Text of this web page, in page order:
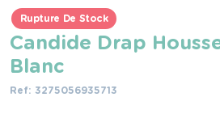
Rupture De Stock
Candide Drap
Blanc
Ref: 3275056935713